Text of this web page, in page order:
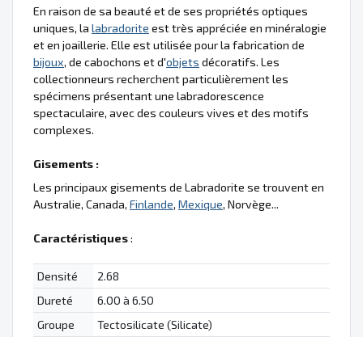
En raison de sa beauté et de ses propriétés optiques
uniques, la labradorite est très appréciée en minéralogie
et en joaillerie. Elle est utilisée pour la fabrication de
bijoux, de cabochons et d'objets décoratifs. Les
collectionneurs recherchent particulièrement les
spécimens présentant une labradorescence
spectaculaire, avec des couleurs vives et des motifs
complexes.
Gisements :
Les principaux gisements de Labradorite se trouvent en
Australie, Canada, Finlande, Mexique, Norvège...
Caractéristiques:
Densité
2.68
Dureté
6.00 à 6.50
Groupe
Tectosilicate (Silicate)